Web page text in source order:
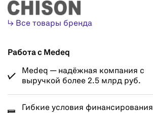
↳ Все товары бренда
Работа с Medeq
Medeq — надёжная компания с
выручкой более 2.5 млрд руб.
Гибкие условия финансирования